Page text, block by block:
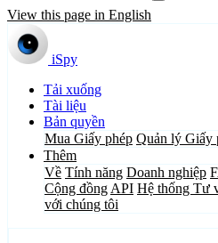
View this page in English
iSpy
Tải xuống
Tài liệu
Bản quyền
Mua Giấy phép Quản lý Giấy
Thêm
Về Tính năng Doanh nghiệp
Cộng đồng API Hệ thống Tư
với chúng tôi